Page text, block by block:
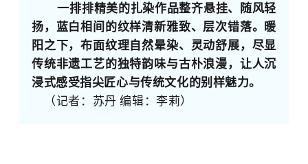
一排排精美的扎染作品整齐悬挂、随风轻
扬，蓝白相间的纹样清新雅致、层次错落。暖
阳之下，布面纹理自然晕染、灵动舒展，尽显
传统非遗工艺的独特韵味与古朴浪漫，让人沉
浸式感受指尖匠心与传统文化的别样魅力。
（记者： 苏丹编辑：李莉）